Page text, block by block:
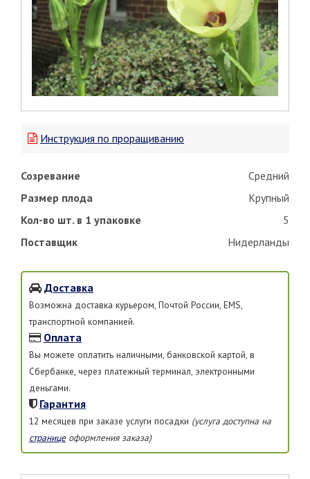
Инструкция по проращиванию
Созревание
Средний
Размер плода
Крупный
Кол-во шт. в 1 упаковке
5
Поставщик
Нидерланды
Доставка
Возможна доставка курьером, Почтой России, EMS,
транспортной компанией.
Оплата
Вы можете оплатить наличными, банковской картой, в
Сбербанке, через платежный терминал, электронными
деньгами.
Гарантия
12 месяцев при заказе услуги посадки (услуга доступна на
страницеоформления заказа)